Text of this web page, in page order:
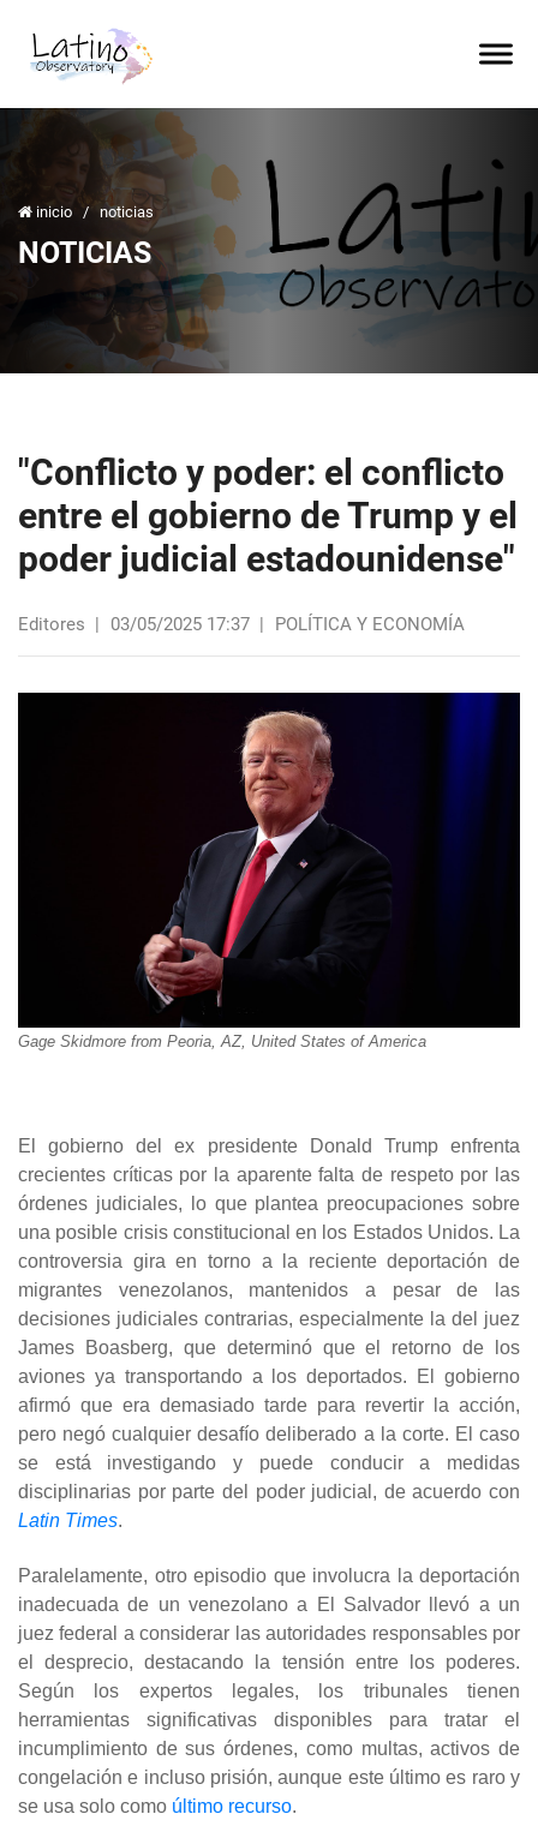
inicio / noticias
NOTICIAS
"Conflicto y poder: el conflicto
entre el gobierno de Trump y el
poder judicial estadounidense"
Editores | 03/05/2025 17:37 | POLÍTICA Y ECONOMÍA
Gage Skidmore from Peoria, AZ, United States of America
El gobierno del ex presidente Donald Trump enfrenta
crecientes críticas por la aparente falta de respeto por las
órdenes judiciales, lo que plantea preocupaciones sobre
una posible crisis constitucional en los Estados Unidos. La
controversia gira en torno a la reciente deportación de
migrantes venezolanos, mantenidos a pesar de las
decisiones judiciales contrarias, especialmente la del juez
James Boasberg, que determinó que el retorno de los
aviones ya transportando a los deportados. El gobierno
afirmó que era demasiado tarde para revertir la acción,
pero negó cualquier desafío deliberado a la corte. El caso
se está investigando y puede conducir a medidas
disciplinarias por parte del poder judicial, de acuerdo con
Latin Times.
Paralelamente, otro episodio que involucra la deportación
inadecuada de un venezolano a El Salvador llevó a un
juez federal a considerar las autoridades responsables por
el desprecio, destacando la tensión entre los poderes.
Según los expertos legales, los tribunales tienen
herramientas significativas disponibles para tratar el
incumplimiento de sus órdenes, como multas, activos de
congelación e incluso prisión, aunque este último es raro y
se usa solo como último recurso.